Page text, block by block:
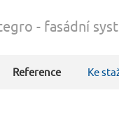
- fasádní
Reference Ke